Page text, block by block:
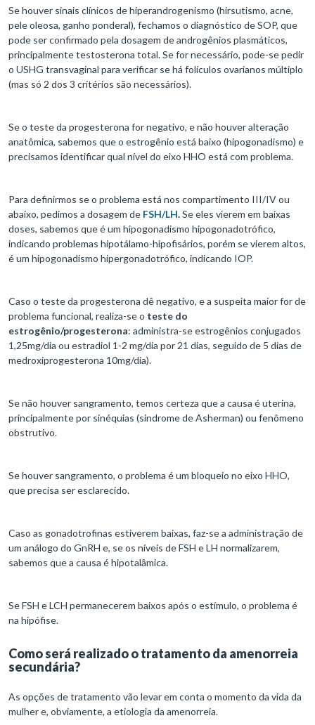
Se houver sinais clínicos de hiperandrogenismo (hirsutismo, acne,
pele oleosa, ganho ponderal), fechamos o diagnóstico de SOP, que
pode ser confirmado pela dosagem de androgênios plasmáticos,
principalmente testosterona total. Se for necessário, pode-se pedir
o USHG transvaginal para verificar se há folículos ovarianos múltiplo
(mas só 2 dos 3 critérios são necessários).
Se o teste da progesterona for negativo, e não houver alteração
anatômica, sabemos que o estrogênio está baixo (hipogonadismo) e
precisamos identificar qual nível do eixo HHO está com problema.
Para definirmos se o problema está nos compartimento III/IV ou
abaixo, pedimos a dosagem de FSH/LH.Se eles vierem em baixas
doses, sabemos que é um hipogonadismo hipogonadotrófico,
indicando problemas hipotálamo-hipofisários, porém se vierem altos,
é um hipogonadismo hipergonadotrófico, indicando IOP.
Caso o teste da progesterona dê negativo, e a suspeita maior for de
problema funcional, realiza-se o teste do
estrogênio/progesterona: administra-se estrogênios conjugados
1,25mg/dia ou estradiol 1-2 mg/dia por 21 dias, seguido de 5 dias de
medroxiprogesterona 10mg/dia).
Se não houver sangramento, temos certeza que a causa é uterina,
principalmente por sinéquias (síndrome de Asherman) ou fenômeno
obstrutivo.
Se houver sangramento, o problema é um bloqueio no eixo HHO,
que precisa ser esclarecido.
Caso as gonadotrofinas estiverem baixas, faz-se a administração de
um análogo do GnRH e, se os níveis de FSH e LH normalizarem,
sabemos que a causa é hipotalâmica.
Se FSH e LCH permanecerem baixos após o estímulo, o problema é
na hipófise.
Como será realizado o tratamento da amenorreia
secundária?
As opções de tratamento vão levar em conta o momento da vida da
mulher e, obviamente, a etiologia da amenorreia.